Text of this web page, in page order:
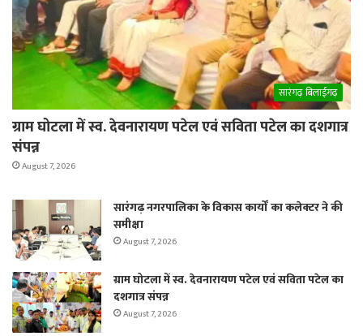
सारंगढ़ बिलाईगढ़
ग्राम घोटला में स्व. देवनारायण पटेल एवं सविता पटेल का दशगात्र
संपन्न
August 7, 2026
सारंगढ़ नगरपालिका के विकास कार्यों का कलेक्टर ने की
समीक्षा
August 7, 2026
ग्राम घोटला में स्व. देवनारायण पटेल एवं सविता पटेल का
दशगात्र संपन्न
August 7, 2026